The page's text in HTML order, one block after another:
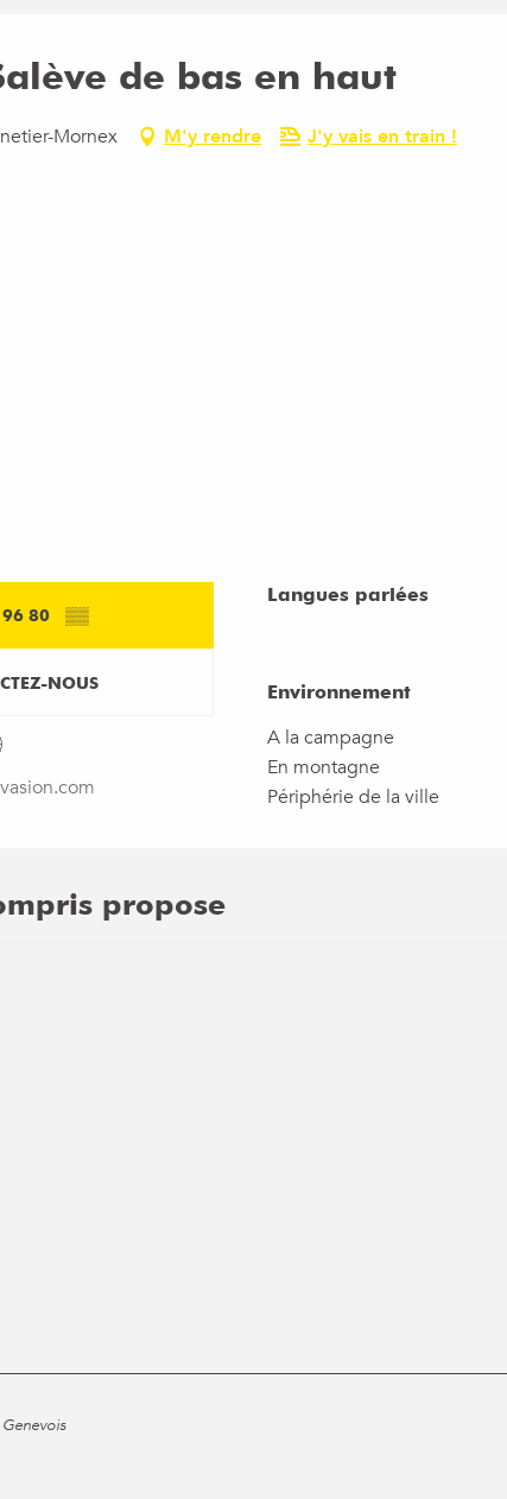
de bas en haut
Mornex M'y rendre J'y vais en train !
96 80 ▒▒
NOUS
Langues parlées
Langues parlées
Environnement
Environnement
A la campagne
En montagne
Périphérie de la ville
propose